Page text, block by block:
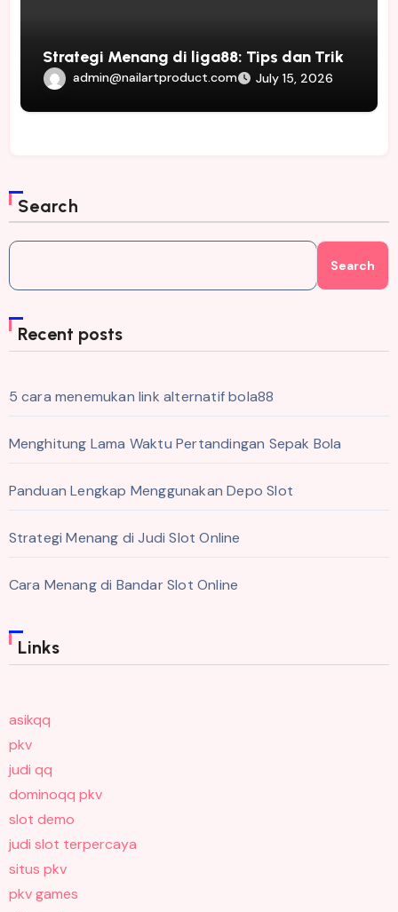
Strategi Menang di liga88: Tips dan Trik
admin@nailartproduct.com July 15, 2026
Search
Search
Recent posts
5 cara menemukan link alternatif bola88
Menghitung Lama Waktu Pertandingan Sepak Bola
Panduan Lengkap Menggunakan Depo Slot
Strategi Menang di Judi Slot Online
Cara Menang di Bandar Slot Online
Links
asikqq
pkv
judi qq
dominoqq pkv
slot demo
judi slot terpercaya
situs pkv
pkv games